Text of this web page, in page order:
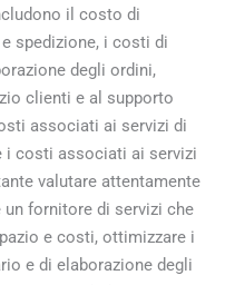
il costo di
spedizione, i costi di
degli ordini,
clienti e al supporto
associati ai servizi di
i costi associati ai servizi
valutare attentamente
fornitore di servizi che
e costi, ottimizzare i
e di elaborazione degli